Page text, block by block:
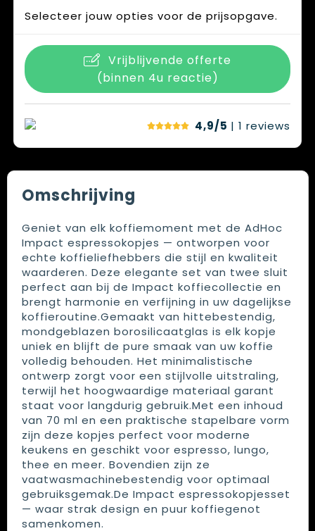
Selecteer jouw opties voor de prijsopgave.
Vrijblijvende offerte
(binnen 4u reactie)
4,9/5 | 1 reviews
Omschrijving
Geniet van elk koffiemoment met de AdHoc
Impact espressokopjes — ontworpen voor
echte koffieliefhebbers die stijl en kwaliteit
waarderen. Deze elegante set van twee sluit
perfect aan bij de Impact koffiecollectie en
brengt harmonie en verfijning in uw dagelijkse
koffieroutine.Gemaakt van hittebestendig,
mondgeblazen borosilicaatglas is elk kopje
uniek en blijft de pure smaak van uw koffie
volledig behouden. Het minimalistische
ontwerp zorgt voor een stijlvolle uitstraling,
terwijl het hoogwaardige materiaal garant
staat voor langdurig gebruik.Met een inhoud
van 70 ml en een praktische stapelbare vorm
zijn deze kopjes perfect voor moderne
keukens en geschikt voor espresso, lungo,
thee en meer. Bovendien zijn ze
vaatwasmachinebestendig voor optimaal
gebruiksgemak.De Impact espressokopjesset
— waar strak design en puur koffiegenot
samenkomen.